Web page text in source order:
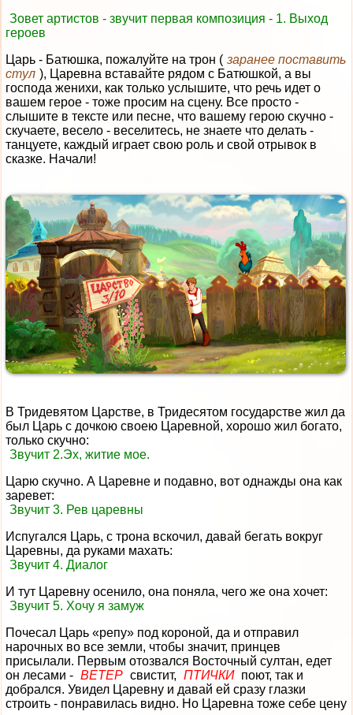
Зовет артистов - звучит первая композиция - 1. Выход
героев
Царь - Батюшка, пожалуйте на трон ( заранее поставить
стул ), Царевна вставайте рядом с Батюшкой, а вы
господа женихи, как только услышите, что речь идет о
вашем герое - тоже просим на сцену. Все просто -
слышите в тексте или песне, что вашему герою скучно -
скучаете, весело - веселитесь, не знаете что делать -
танцуете, каждый играет свою роль и свой отрывок в
сказке. Начали!
В Тридевятом Царстве, в Тридесятом государстве жил да
был Царь с дочкою своею Царевной, хорошо жил богато,
только скучно:
Звучит 2.Эх, житие мое.
Царю скучно. А Царевне и подавно, вот однажды она как
заревет:
Звучит 3. Рев царевны
Испугался Царь, с трона вскочил, давай бегать вокруг
Царевны, да руками махать:
Звучит 4. Диалог
И тут Царевну осенило, она поняла, чего же она хочет:
Звучит 5. Хочу я замуж
Почесал Царь «репу» под короной, да и отправил
нарочных во все земли, чтобы значит, принцев
присылали. Первым отозвался Восточный султан, едет
он лесами - ВЕТЕР свистит, ПТИЧКИ поют, так и
добрался. Увидел Царевну и давай ей сразу глазки
строить - понравилась видно. Но Царевна тоже себе цену